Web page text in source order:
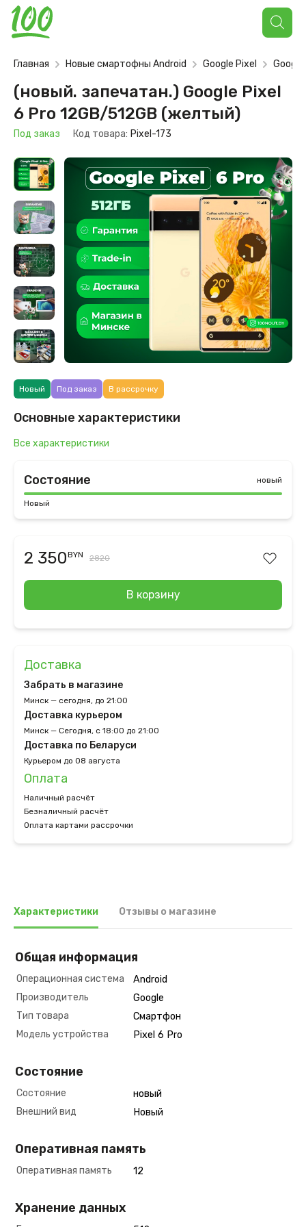
Поиск
товаров
Главная Новые смартофны Android Google Pixel
(новый. запечатан.) Google Pixel
6 Pro 12GB/512GB (желтый)
Под заказ Код товара: Pixel-173
Новый Под заказ В рассрочку
Основные характеристики
Все характеристики
Состояние новый
Новый
2 350BYN 2820
В корзину
Доставка
Забрать в магазине
Минск — сегодня, до 21:00
Доставка курьером
Минск — Сегодня, с 18:00 до 21:00
Доставка по Беларуси
Курьером до 08 августа
Оплата
Наличный расчёт
Безналичный расчёт
Оплата картами рассрочки
Характеристики Отзывы о магазине
Общая информация
Операционная система
Android
Производитель
Google
Тип товара
Смартфон
Модель устройства
Pixel 6 Pro
Состояние
Состояние
новый
Внешний вид
Новый
Оперативная память
Оперативная память 12
Хранение данных